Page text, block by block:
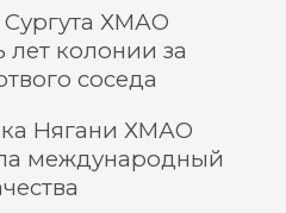
ХМАО
лет колонии за
соседа
Нягани ХМАО
международный